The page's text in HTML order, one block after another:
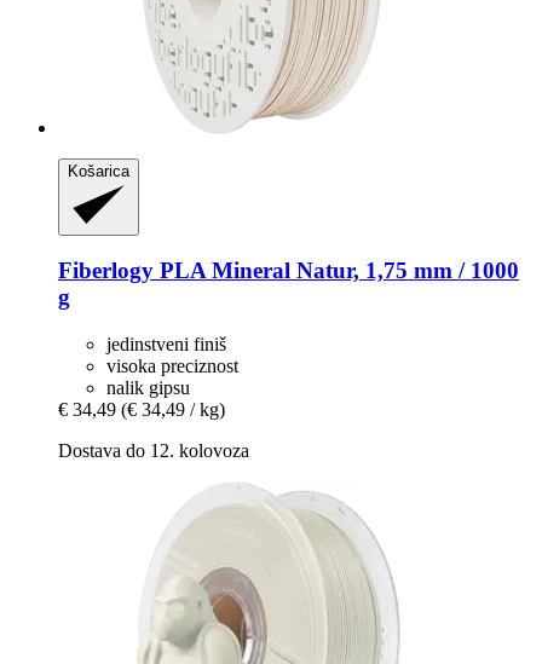
Košarica
Fiberlogy PLA Mineral Natur, 1,75 mm / 1000
g
jedinstveni finiš
visoka preciznost
nalik gipsu
€ 34,49 (€ 34,49 / kg)
Dostava do 12. kolovoza